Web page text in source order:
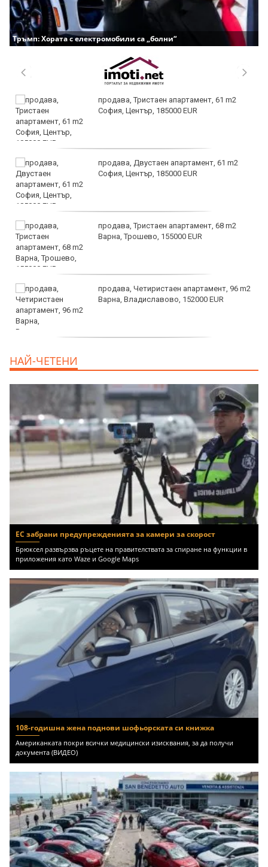
Тръмп: Хората с електромобили са „болни“
продава, Тристаен апартамент, 61 m2
София, Център, 185000 EUR
продава, Двустаен апартамент, 61 m2
София, Център, 185000 EUR
продава, Тристаен апартамент, 68 m2
Варна, Трошево, 155000 EUR
продава, Четиристаен апартамент, 96 m2
Варна, Владиславово, 152000 EUR
НАЙ-ЧЕТЕНИ
ЕС забрани предупрежденията за камери за скорост
Брюксел развързва ръцете на правителствата за спиране на функции в
приложения като Waze и Google Maps
108-годишна жена поднови шофьорската си книжка
Американката покри всички медицински изисквания, за да получи
документа (ВИДЕО)